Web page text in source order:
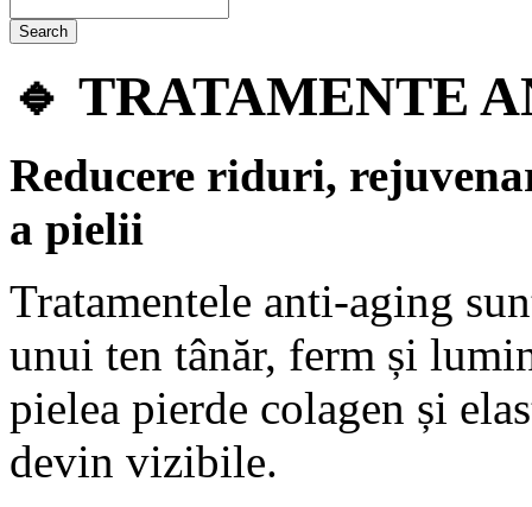
🔹 TRATAMENTE
Reducere riduri,
a pielii
Tratamentele anti-aging
unui ten tânăr, ferm și
pielea pierde colagen și
devin vizibile.